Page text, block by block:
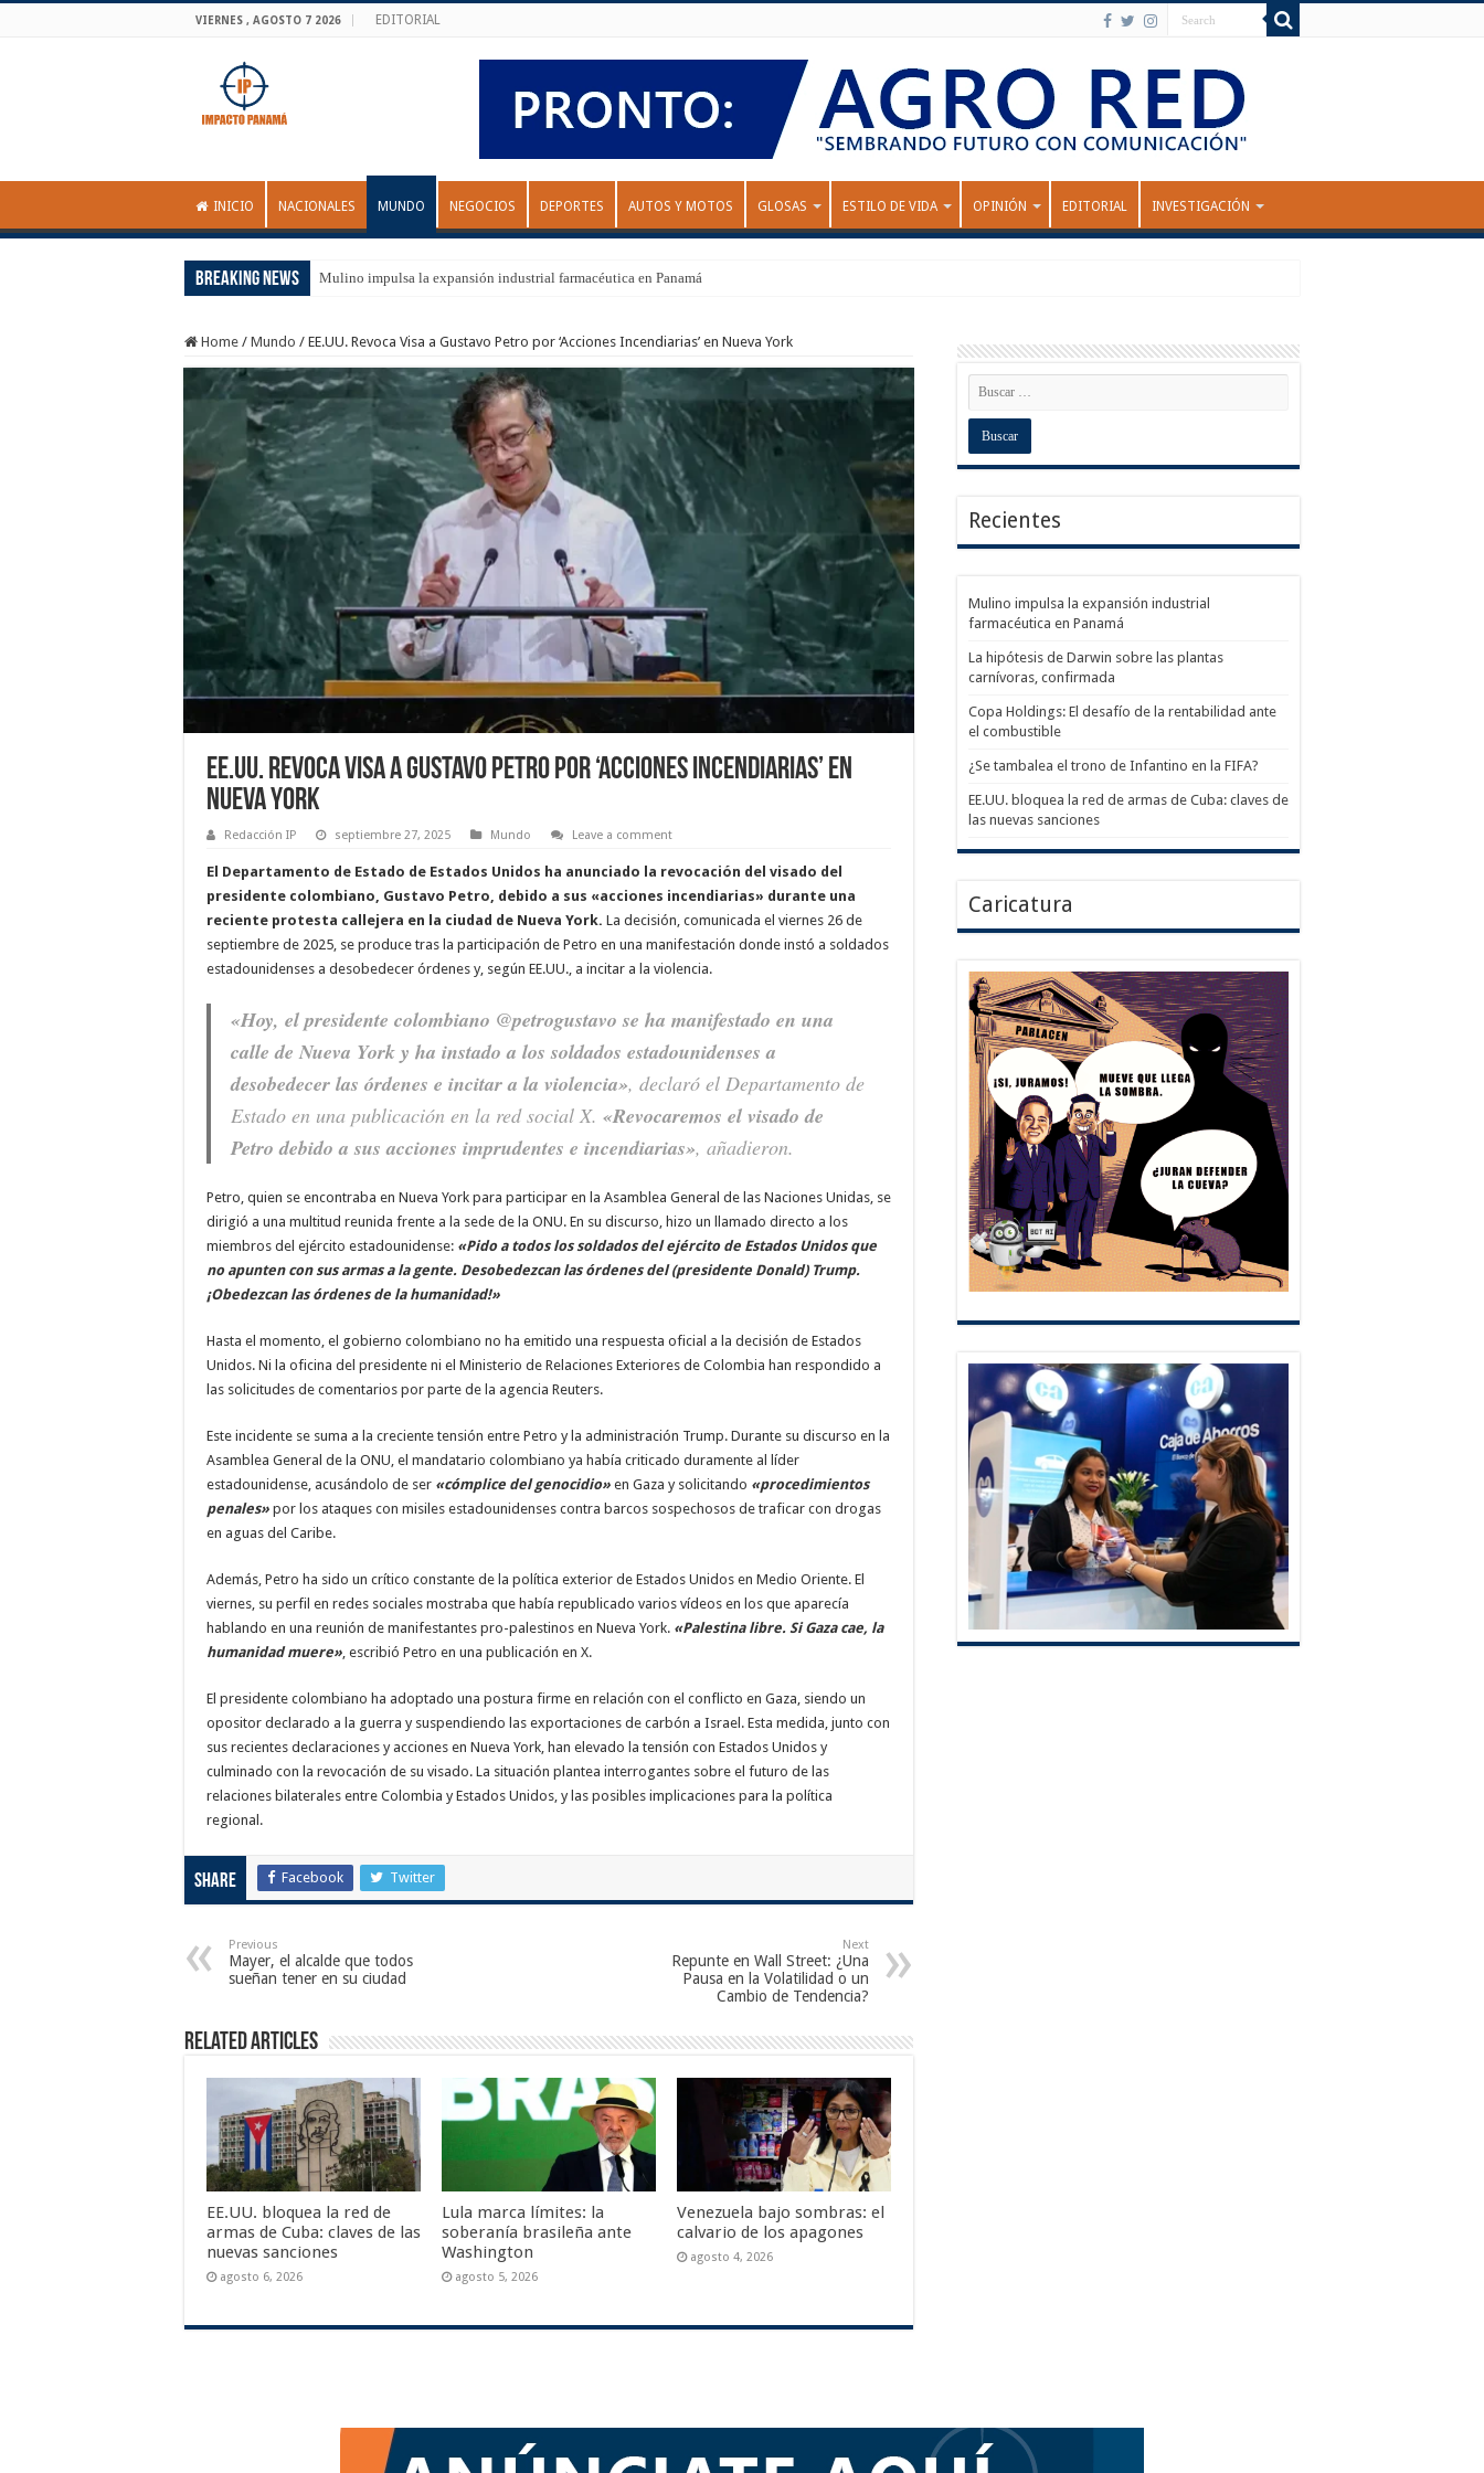
VIERNES , AGOSTO 7 2026 EDITORIAL
INICIO NACIONALES MUNDO NEGOCIOS DEPORTES AUTOS Y MOTOS GLOSAS ESTILO DE VIDA OPINIÓN EDITORIAL INVESTIGACIÓN
Breaking News Mulino impulsa la expansión industrial farmacéutica en Panamá
Home / Mundo / EE.UU. Revoca Visa a Gustavo Petro por ‘Acciones Incendiarias’ en Nueva York
EE.UU. Revoca Visa a Gustavo Petro por ‘Acciones Incendiarias’ en
Nueva York
Redacción IP septiembre 27, 2025 Mundo Leave a comment
El Departamento de Estado de Estados Unidos ha anunciado la revocación del visado del
presidente colombiano, Gustavo Petro, debido a sus «acciones incendiarias» durante una
reciente protesta callejera en la ciudad de Nueva York. La decisión, comunicada el viernes 26 de
septiembre de 2025, se produce tras la participación de Petro en una manifestación donde instó a soldados
estadounidenses a desobedecer órdenes y, según EE.UU., a incitar a la violencia.
«Hoy, el presidente colombiano @petrogustavo se ha manifestado en una
calle de Nueva York y ha instado a los soldados estadounidenses a
desobedecer las órdenes e incitar a la violencia», declaró el Departamento de
Estado en una publicación en la red social X. «Revocaremos el visado de
Petro debido a sus acciones imprudentes e incendiarias», añadieron.
Petro, quien se encontraba en Nueva York para participar en la Asamblea General de las Naciones Unidas, se
dirigió a una multitud reunida frente a la sede de la ONU. En su discurso, hizo un llamado directo a los
miembros del ejército estadounidense: «Pido a todos los soldados del ejército de Estados Unidos que
no apunten con sus armas a la gente. Desobedezcan las órdenes del (presidente Donald) Trump.
¡Obedezcan las órdenes de la humanidad!»
Hasta el momento, el gobierno colombiano no ha emitido una respuesta oficial a la decisión de Estados
Unidos. Ni la oficina del presidente ni el Ministerio de Relaciones Exteriores de Colombia han respondido a
las solicitudes de comentarios por parte de la agencia Reuters.
Este incidente se suma a la creciente tensión entre Petro y la administración Trump. Durante su discurso en la
Asamblea General de la ONU, el mandatario colombiano ya había criticado duramente al líder
estadounidense, acusándolo de ser «cómplice del genocidio» en Gaza y solicitando «procedimientos
penales» por los ataques con misiles estadounidenses contra barcos sospechosos de traficar con drogas
en aguas del Caribe.
Además, Petro ha sido un crítico constante de la política exterior de Estados Unidos en Medio Oriente. El
viernes, su perfil en redes sociales mostraba que había republicado varios vídeos en los que aparecía
hablando en una reunión de manifestantes pro-palestinos en Nueva York. «Palestina libre. Si Gaza cae, la
humanidad muere», escribió Petro en una publicación en X.
El presidente colombiano ha adoptado una postura firme en relación con el conflicto en Gaza, siendo un
opositor declarado a la guerra y suspendiendo las exportaciones de carbón a Israel. Esta medida, junto con
sus recientes declaraciones y acciones en Nueva York, han elevado la tensión con Estados Unidos y
culminado con la revocación de su visado. La situación plantea interrogantes sobre el futuro de las
relaciones bilaterales entre Colombia y Estados Unidos, y las posibles implicaciones para la política
regional.
Share Facebook Twitter
Previous
Mayer, el alcalde que todos
sueñan tener en su ciudad
Next
Repunte en Wall Street: ¿Una
Pausa en la Volatilidad o un
Cambio de Tendencia?
Related Articles
EE.UU. bloquea la red de
armas de Cuba: claves de las
nuevas sanciones
agosto 6, 2026
Lula marca límites: la
soberanía brasileña ante
Washington
agosto 5, 2026
Venezuela bajo sombras: el
calvario de los apagones
agosto 4, 2026
Recientes
Mulino impulsa la expansión industrial
farmacéutica en Panamá
La hipótesis de Darwin sobre las plantas
carnívoras, confirmada
Copa Holdings: El desafío de la rentabilidad ante
el combustible
¿Se tambalea el trono de Infantino en la FIFA?
EE.UU. bloquea la red de armas de Cuba: claves de
las nuevas sanciones
Caricatura